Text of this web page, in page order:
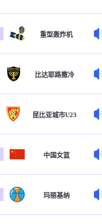
重型轰炸机
比达耶路撒冷
昆比亚城市U23
中国女篮
玛丽基纳